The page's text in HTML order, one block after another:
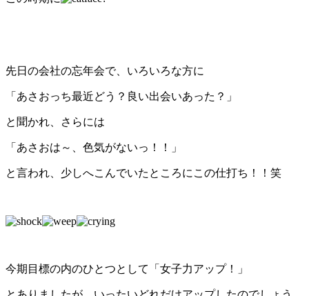
先日の会社の忘年会で、いろいろな方に
「あさおっち最近どう？良い出会いあった？」
と聞かれ、さらには
「あさおは～、色気がないっ！！」
と言われ、少しへこんでいたところにこの仕打ち！！笑
今期目標の内のひとつとして「女子力アップ！」